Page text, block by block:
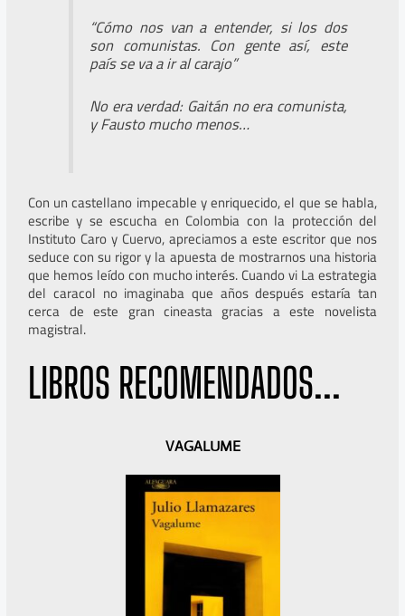
“Cómo nos van a entender, si los dos
son comunistas. Con gente así, este
país se va a ir al carajo”
No era verdad: Gaitán no era comunista,
y Fausto mucho menos…
Con un castellano impecable y enriquecido, el que se habla,
escribe y se escucha en Colombia con la protección del
Instituto Caro y Cuervo, apreciamos a este escritor que nos
seduce con su rigor y la apuesta de mostrarnos una historia
que hemos leído con mucho interés. Cuando vi La estrategia
del caracol no imaginaba que años después estaría tan
cerca de este gran cineasta gracias a este novelista
magistral.
LIBROS RECOMENDADOS...
VAGALUME